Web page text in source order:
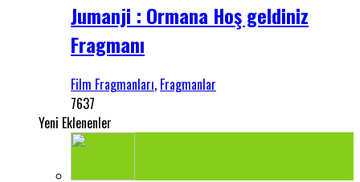
Jumanji : Ormana Hoş geldiniz
Fragmanı
Film Fragmanları, Fragmanlar
7637
Yeni Eklenenler